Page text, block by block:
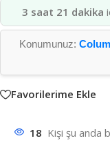
3 saat 21 dakika
Konumunuz:
Favorilerime Ekle
18 Kişi şu anda